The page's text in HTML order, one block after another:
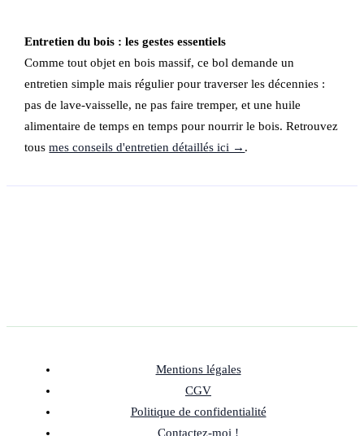
Entretien du bois : les gestes essentiels
Comme tout objet en bois massif, ce bol demande un
entretien simple mais régulier pour traverser les décennies :
pas de lave-vaisselle, ne pas faire tremper, et une huile
alimentaire de temps en temps pour nourrir le bois. Retrouvez
tousmes conseils d'entretien détaillés ici → .
Mentions légales
CGV
Politique de confidentialité
Contactez-moi !